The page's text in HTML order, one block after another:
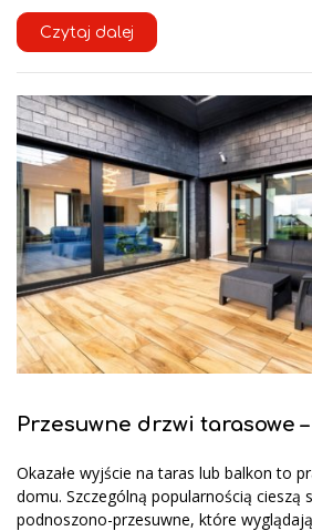
Czytaj dalej
Przesuwne drzwi tarasowe
Okazałe wyjście na taras lub balkon to
domu. Szczególną popularnością cieszą
podnoszono-przesuwne, które